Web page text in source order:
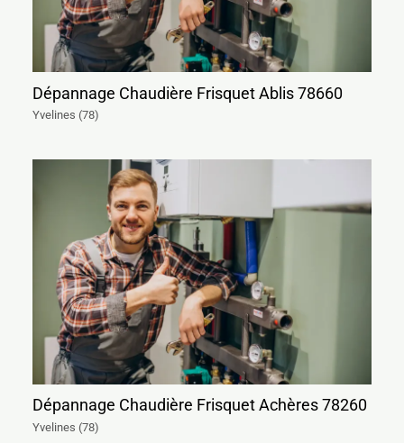
Dépannage Chaudière Frisquet Ablis 78660
Yvelines (78)
Dépannage Chaudière Frisquet Achères 78260
Yvelines (78)